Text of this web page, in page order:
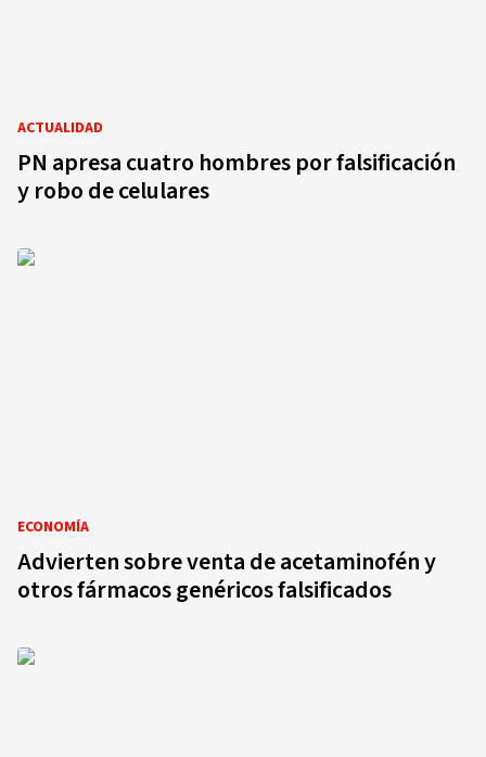
ACTUALIDAD
PN apresa cuatro hombres por falsificación
y robo de celulares
ECONOMÍA
Advierten sobre venta de acetaminofén y
otros fármacos genéricos falsificados